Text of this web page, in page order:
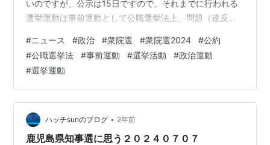
いのですが、公示は15日ですので、それまでに行われる
選挙運動は事前運動として公職選挙法上、問題（違反）
にある某店舗前で維新の衆議院議員が街宣をやっていた
んですね。 「来週、公示される選挙に…」云々、配って
いるチラシには対抗するであろう自民党の候補者の個人
名を出してネガティブキャンペーン。 「いいのか？」 と
思いつつ、家に帰ってテレビでニュースを見れば、立憲
民主党の野田代表が神奈川県で演説をやっ…
#ニュース #政治 #衆院選 #衆院選2024 #公約
#公職選挙法 #事前運動 #選挙活動 #政治運動
#選挙運動
ハッチsunのブログ • 2年前
鹿児島県知事選に思う２０２４０７０７